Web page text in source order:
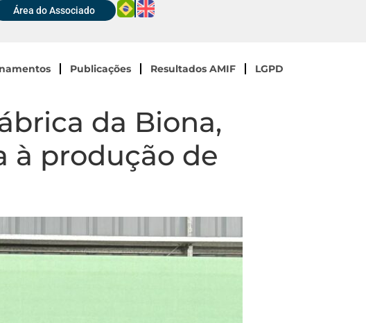
Área do Associado
Publicações Resultados AMIF LGPD
da Biona,
à produção de